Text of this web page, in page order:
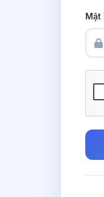
Mật